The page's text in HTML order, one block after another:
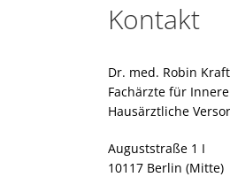
Kontakt
Dr. med. Robin
Fachärzte für
Hausärztliche
Auguststraße 1 I
10117 Berlin (Mitte)